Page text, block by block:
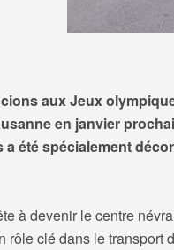
aux Jeux
en janvier
a été spécialement
à devenir le centre
rôle clé dans le transport